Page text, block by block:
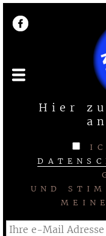
User account
Hier
UND